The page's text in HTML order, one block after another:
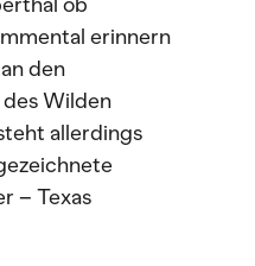
erinnern
den
Wilden
allerdings
– Texas